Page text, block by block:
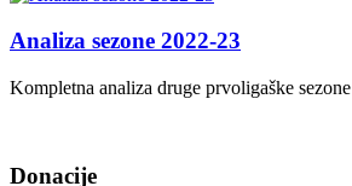
Analiza sezone 2022-23
Kompletna analiza druge prvoligaške sezone
Donacije